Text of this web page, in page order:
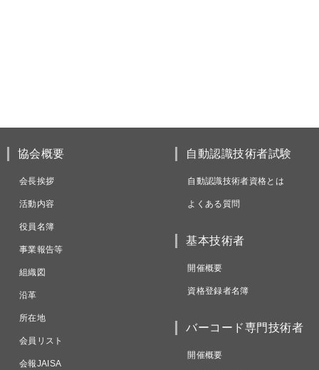
協会概要
会長挨拶
活動内容
役員名簿
事業報告等
組織図
沿革
所在地
会員リスト
会報JAISA
自動認識技術者試験
自動認識技術者資格とは
よくある質問
基本技術者
開催概要
資格登録者名簿
バーコード専門技術者
開催概要